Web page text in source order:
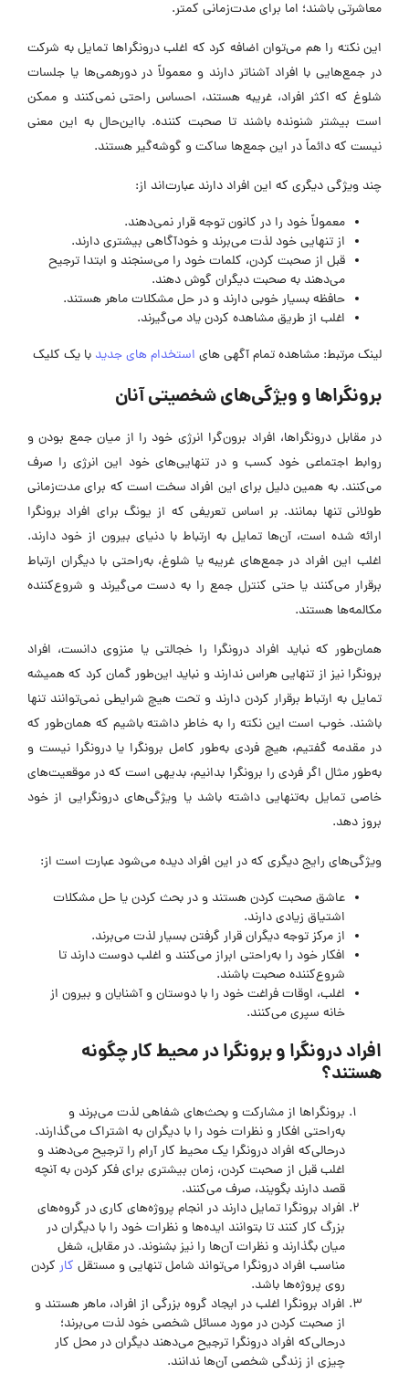
معاشرتی باشند؛ اما برای مدت‌زمانی کمتر.
این نکته را هم می‌توان اضافه کرد که اغلب درونگراها تمایل به شرکت
در جمع‌هایی با افراد آشناتر دارند و معمولاً در دورهمی‌ها یا جلسات
شلوغ که اکثر افراد، غریبه هستند، احساس راحتی نمی‌کنند و ممکن
است بیشتر شنونده باشند تا صحبت کننده. بااین‌حال به این معنی
نیست که دائماً در این جمع‌ها ساکت و گوشه‌گیر هستند.
چند ویژگی دیگری که این افراد دارند عبارت‌اند از:
معمولاً خود را در کانون توجه قرار نمی‌دهند.
از تنهایی خود لذت می‌برند و خودآگاهی بیشتری دارند.
قبل از صحبت کردن، کلمات خود را می‌سنجند و ابتدا ترجیح
می‌دهند به صحبت دیگران گوش دهند.
حافظه بسیار خوبی دارند و در حل مشکلات ماهر هستند.
اغلب از طریق مشاهده کردن یاد می‌گیرند.
لینک مرتبط: مشاهده تمام آگهی های استخدام های جدید با یک کلیک
برونگراها و ویژگی‌های شخصیتی آنان
در مقابل درونگراها، افراد برون‌گرا انرژی خود را از میان جمع بودن و
روابط اجتماعی خود کسب و در تنهایی‌های خود این انرژی را صرف
می‌کنند. به همین دلیل برای این افراد سخت است که برای مدت‌زمانی
طولانی تنها بمانند. بر اساس تعریفی که از یونگ برای افراد برونگرا
ارائه ‌شده است، آن‌ها تمایل به ارتباط با دنیای بیرون از خود دارند.
اغلب این افراد در جمع‌های غریبه یا شلوغ، به‌راحتی با دیگران ارتباط
برقرار می‌کنند یا حتی کنترل جمع را به دست می‌گیرند و شروع‌کننده
مکالمه‌ها هستند.
همان‌طور که نباید افراد درونگرا را خجالتی یا منزوی دانست، افراد
برونگرا نیز از تنهایی هراس ندارند و نباید این‌طور گمان کرد که همیشه
تمایل به ارتباط برقرار کردن دارند و تحت هیچ شرایطی نمی‌توانند تنها
باشند. خوب است این نکته را به خاطر داشته باشیم که همان‌طور که
در مقدمه گفتیم، هیچ فردی به‌طور کامل برونگرا یا درونگرا نیست و
به‌طور مثال اگر فردی را برونگرا بدانیم، بدیهی است که در موقعیت‌های
خاصی تمایل به‌تنهایی داشته باشد یا ویژگی‌های درونگرایی از خود
بروز دهد.
ویژگی‌های رایج دیگری که در این افراد دیده می‌شود عبارت است از:
عاشق صحبت کردن هستند و در بحث کردن یا حل مشکلات
اشتیاق زیادی دارند.
از مرکز توجه دیگران قرار گرفتن بسیار لذت می‌برند.
افکار خود را به‌راحتی ابراز می‌کنند و اغلب دوست دارند تا
شروع‌کننده صحبت باشند.
اغلب، اوقات فراغت خود را با دوستان و آشنایان و بیرون از
خانه سپری می‌کنند.
افراد درونگرا و برونگرا در محیط کار چگونه
هستند؟
برونگراها از مشارکت و بحث‌های شفاهی لذت می‌برند و
به‌راحتی افکار و نظرات خود را با دیگران به اشتراک می‌گذارند.
درحالی‌که افراد درونگرا یک محیط کار آرام را ترجیح می‌دهند و
اغلب قبل از صحبت کردن، زمان بیشتری برای فکر کردن به آنچه
قصد دارند بگویند، صرف می‌کنند.
افراد برونگرا تمایل دارند در انجام پروژه‌های کاری در گروه‌های
بزرگ کار کنند تا بتوانند ایده‌ها و نظرات خود را با دیگران در
میان بگذارند و نظرات آن‌ها را نیز بشنوند. در مقابل، شغل
مناسب افراد درونگرا می‌تواند شامل تنهایی و مستقل کار کردن
روی پروژه‌ها باشد.
افراد برونگرا اغلب در ایجاد گروه‌ بزرگی از افراد، ماهر هستند و
از صحبت کردن در مورد مسائل شخصی خود لذت می‌برند؛
درحالی‌که افراد درونگرا ترجیح می‌دهند دیگران در محل کار
چیزی از زندگی شخصی آن‌ها ندانند.